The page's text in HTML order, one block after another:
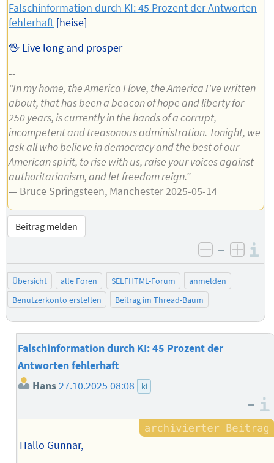
Falschinformation durch KI: 45 Prozent der Antworten
fehlerhaft [heise]
🖖 Live long and prosper
--
“In my home, the America I love, the America I've written
about, that has been a beacon of hope and liberty for
250 years, is currently in the hands of a corrupt,
incompetent and treasonous administration. Tonight, we
ask all who believe in democracy and the best of our
American spirit, to rise with us, raise your voices against
authoritarianism, and let freedom reign.”
— Bruce Springsteen, Manchester 2025-05-14
Beitrag melden
negativ
–
Übersicht alle Foren SELFHTML-Forum
anmelden
Benutzerkonto erstellen
Beitrag im Thread-Baum
Falschinformation durch KI: 45 Prozent der
Antworten fehlerhaft
Hans27.10.2025 08:08 ki
–
Hallo Gunnar,